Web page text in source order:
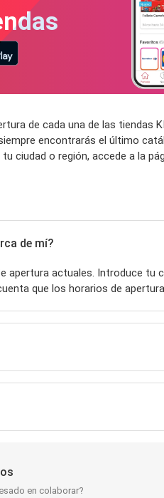
de cada una de las tiendas
encontrarás el último
o región, accede a la
de mí?
apertura actuales. Introduce tu
que los horarios de
en colaborar?